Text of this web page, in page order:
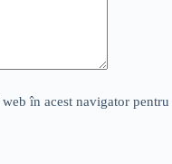
în acest navigator